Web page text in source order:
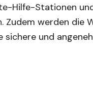
Hilfe-Stationen
Zudem werden die
und